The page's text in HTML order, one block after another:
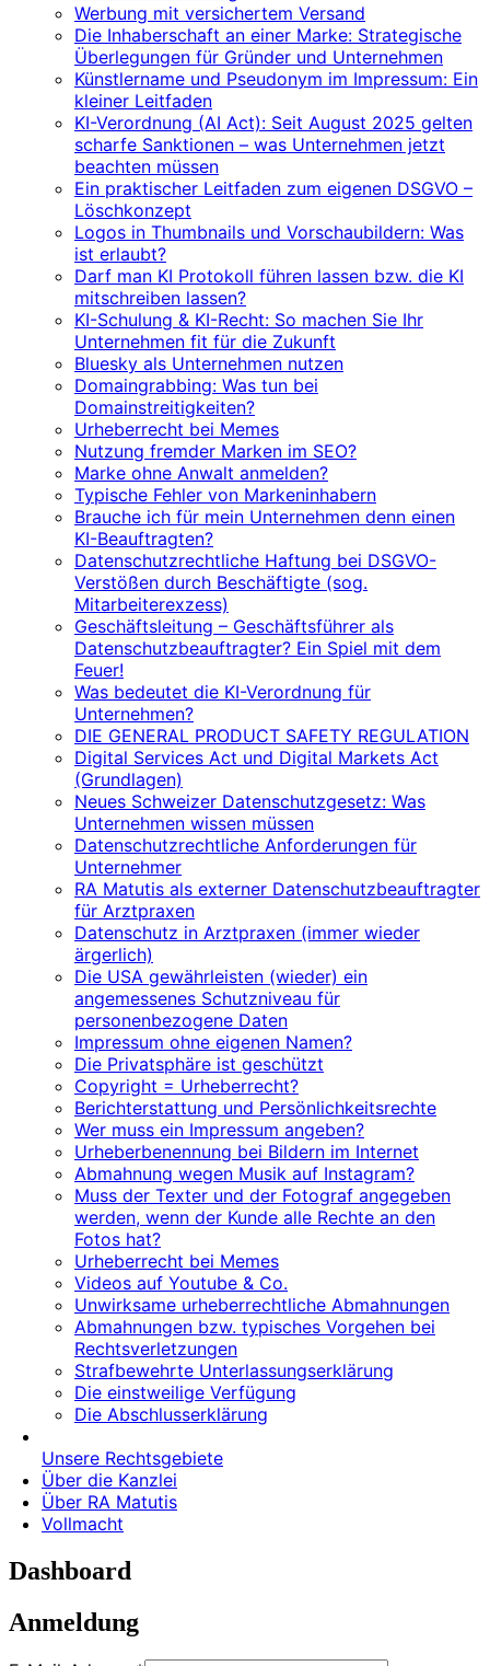
Werbung mit versichertem Versand
Die Inhaberschaft an einer Marke: Strategische
Überlegungen für Gründer und Unternehmen
Künstlername und Pseudonym im Impressum: Ein
kleiner Leitfaden
KI-Verordnung (AI Act): Seit August 2025 gelten
scharfe Sanktionen – was Unternehmen jetzt
beachten müssen
Ein praktischer Leitfaden zum eigenen DSGVO –
Löschkonzept
Logos in Thumbnails und Vorschaubildern: Was
ist erlaubt?
Darf man KI Protokoll führen lassen bzw. die KI
mitschreiben lassen?
KI-Schulung & KI-Recht: So machen Sie Ihr
Unternehmen fit für die Zukunft
Bluesky als Unternehmen nutzen
Domaingrabbing: Was tun bei
Domainstreitigkeiten?
Urheberrecht bei Memes
Nutzung fremder Marken im SEO?
Marke ohne Anwalt anmelden?
Typische Fehler von Markeninhabern
Brauche ich für mein Unternehmen denn einen
KI-Beauftragten?
Datenschutzrechtliche Haftung bei DSGVO-
Verstößen durch Beschäftigte (sog.
Mitarbeiterexzess)
Geschäftsleitung – Geschäftsführer als
Datenschutzbeauftragter? Ein Spiel mit dem
Feuer!
Was bedeutet die KI-Verordnung für
Unternehmen?
DIE GENERAL PRODUCT SAFETY REGULATION
Digital Services Act und Digital Markets Act
(Grundlagen)
Neues Schweizer Datenschutzgesetz: Was
Unternehmen wissen müssen
Datenschutzrechtliche Anforderungen für
Unternehmer
RA Matutis als externer Datenschutzbeauftragter
für Arztpraxen
Datenschutz in Arztpraxen (immer wieder
ärgerlich)
Die USA gewährleisten (wieder) ein
angemessenes Schutzniveau für
personenbezogene Daten
Impressum ohne eigenen Namen?
Die Privatsphäre ist geschützt
Copyright = Urheberrecht?
Berichterstattung und Persönlichkeitsrechte
Wer muss ein Impressum angeben?
Urheberbenennung bei Bildern im Internet
Abmahnung wegen Musik auf Instagram?
Muss der Texter und der Fotograf angegeben
werden, wenn der Kunde alle Rechte an den
Fotos hat?
Urheberrecht bei Memes
Videos auf Youtube & Co.
Unwirksame urheberrechtliche Abmahnungen
Abmahnungen bzw. typisches Vorgehen bei
Rechtsverletzungen
Strafbewehrte Unterlassungserklärung
Die einstweilige Verfügung
Die Abschlusserklärung
Unsere Rechtsgebiete
Über die Kanzlei
Über RA Matutis
Vollmacht
Dashboard
Anmeldung